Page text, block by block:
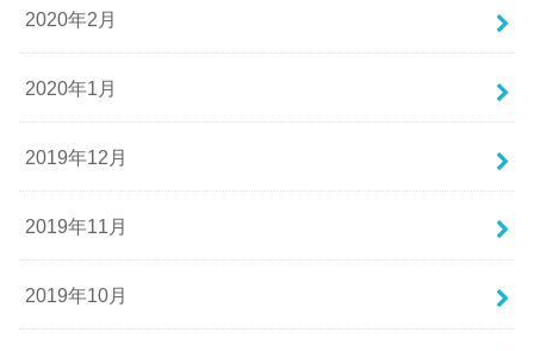
2020年2月
2020年1月
2019年12月
2019年11月
2019年10月